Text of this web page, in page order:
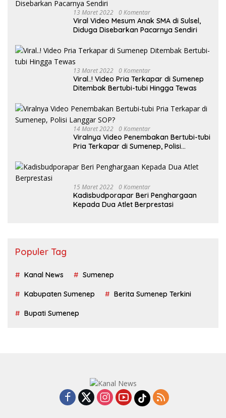
13 Maret 2022 0 Komentar
Viral Video Mesum Anak SMA di Sulsel,
Diduga Disebarkan Pacarnya Sendiri
13 Maret 2022 0 Komentar
Viral..! Video Pria Terkapar di Sumenep
Ditembak Bertubi-tubi Hingga Tewas
14 Maret 2022 0 Komentar
Viralnya Video Penembakan Bertubi-tubi
Pria Terkapar di Sumenep, Polisi
15 Maret 2022 0 Komentar
Kadisbudporapar Beri Penghargaan
Kepada Dua Atlet Berprestasi
Populer Tag
Kanal News Sumenep
Kabupaten Sumenep Berita Sumenep Terkini
Bupati Sumenep